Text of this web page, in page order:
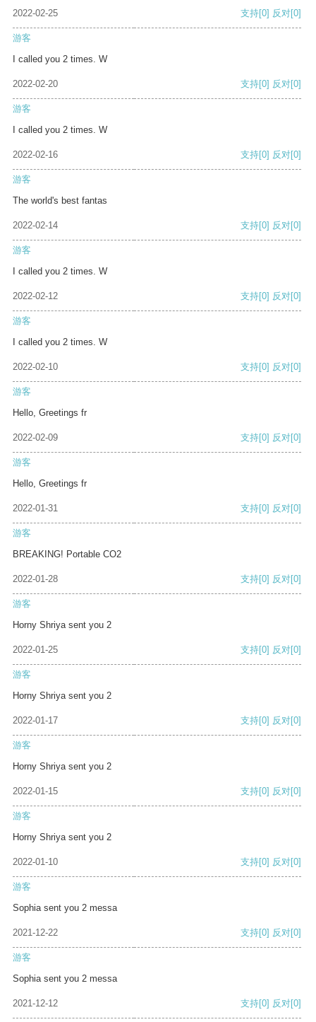
2022-02-25 支持[0] 反对[0]
游客
I called you 2 times. W
2022-02-20 支持[0] 反对[0]
游客
I called you 2 times. W
2022-02-16 支持[0] 反对[0]
游客
The world's best fantas
2022-02-14 支持[0] 反对[0]
游客
I called you 2 times. W
2022-02-12 支持[0] 反对[0]
游客
I called you 2 times. W
2022-02-10 支持[0] 反对[0]
游客
Hello, Greetings fr
2022-02-09 支持[0] 反对[0]
游客
Hello, Greetings fr
2022-01-31 支持[0] 反对[0]
游客
BREAKING! Portable CO2
2022-01-28 支持[0] 反对[0]
游客
Horny Shriya sent you 2
2022-01-25 支持[0] 反对[0]
游客
Horny Shriya sent you 2
2022-01-17 支持[0] 反对[0]
游客
Horny Shriya sent you 2
2022-01-15 支持[0] 反对[0]
游客
Horny Shriya sent you 2
2022-01-10 支持[0] 反对[0]
游客
Sophia sent you 2 messa
2021-12-22 支持[0] 反对[0]
游客
Sophia sent you 2 messa
2021-12-12 支持[0] 反对[0]